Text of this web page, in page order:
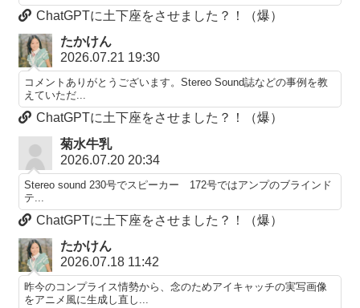
ChatGPTに土下座をさせました？！（爆）
たかけん
2026.07.21 19:30
コメントありがとうございます。Stereo Sound誌などの事例を教
えていただ...
ChatGPTに土下座をさせました？！（爆）
菊水牛乳
2026.07.20 20:34
Stereo sound 230号でスピーカー 172号ではアンプのブラインド
テ...
ChatGPTに土下座をさせました？！（爆）
たかけん
2026.07.18 11:42
昨今のコンプライス情勢から、念のためアイキャッチの実写画像
をアニメ風に生成し直し...